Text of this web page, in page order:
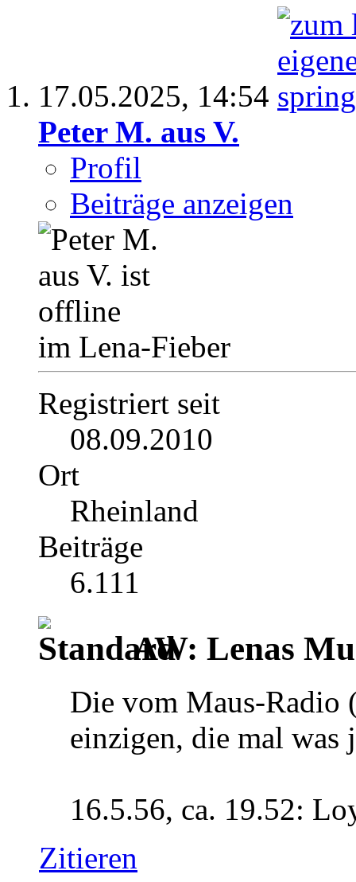
17.05.2025, 14:54
Peter M. aus V.
Profil
Beiträge anzeigen
im Lena-Fieber
Registriert seit
08.09.2010
Ort
Rheinland
Beiträge
6.111
AW: Lenas
Die vom Maus-
einzigen, die mal was
16.5.56, ca. 19.52:
Zitieren